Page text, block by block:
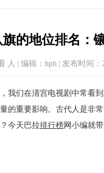
的地位排名：
人 | 编辑：hph | 发布时间：
我们在清宫电视剧中常看
的重要影响。古代人是非
今天巴拉排行榜网小编就